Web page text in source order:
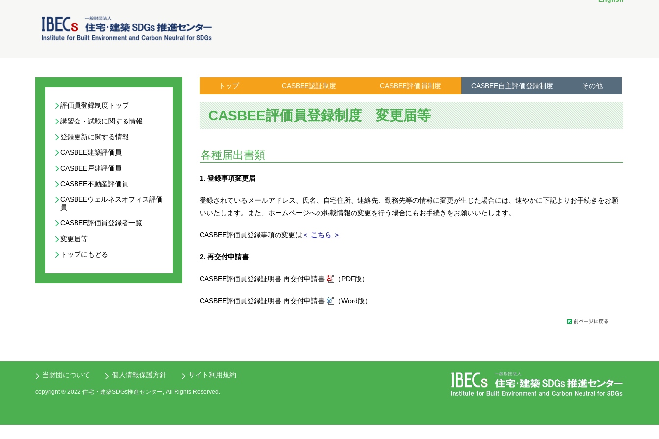
評価員登録制度トップ
講習会・試験に関する情報
登録更新に関する情報
CASBEE建築評価員
CASBEE戸建評価員
CASBEE不動産評価員
CASBEEウェルネスオフィス評価
員
CASBEE評価員登録者一覧
変更届等
トップにもどる
トップ CASBEE認証制度 CASBEE評価員制度 CASBEE自主評価登録制度 その他
CASBEE評価員登録制度 変更届等
各種届出書類
1. 登録事項変更届
登録されているメールアドレス、氏名、自宅住所、連絡先、勤務先等の情報に変更が生じた場合には、速やかに下記よりお手続きをお願
いいたします。また、ホームページへの掲載情報の変更を行う場合にもお手続きをお願いいたします。
CASBEE評価員登録事項の変更は ＜ こちら ＞
2. 再交付申請書
CASBEE評価員登録証明書 再交付申請書 （PDF版）
CASBEE評価員登録証明書 再交付申請書 （Word版）
当財団について 個人情報保護方針 サイト利用規約
copyright ® 2022 住宅・建築SDGs推進センター, All Rights Reserved.